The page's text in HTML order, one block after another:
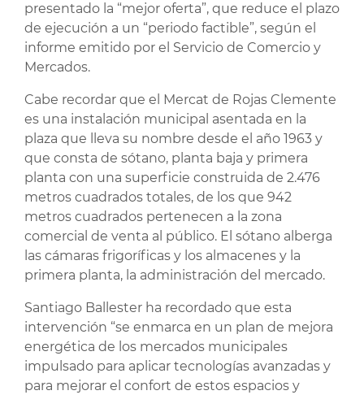
presentado la “mejor oferta”, que reduce el plazo
de ejecución a un “periodo factible”, según el
informe emitido por el Servicio de Comercio y
Mercados.
Cabe recordar que el Mercat de Rojas Clemente
es una instalación municipal asentada en la
plaza que lleva su nombre desde el año 1963 y
que consta de sótano, planta baja y primera
planta con una superficie construida de 2.476
metros cuadrados totales, de los que 942
metros cuadrados pertenecen a la zona
comercial de venta al público. El sótano alberga
las cámaras frigoríficas y los almacenes y la
primera planta, la administración del mercado.
Santiago Ballester ha recordado que esta
intervención “se enmarca en un plan de mejora
energética de los mercados municipales
impulsado para aplicar tecnologías avanzadas y
para mejorar el confort de estos espacios y